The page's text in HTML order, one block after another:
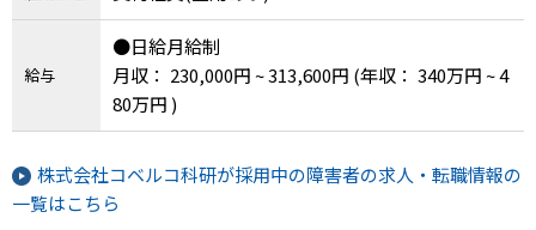
給与
●日給月給制
月収： 230,000円 ~ 313,600円 (年収： 340万円 ~ 4
80万円 )
株式会社コベルコ科研が採用中の障害者の求人・転職情報の
一覧はこちら